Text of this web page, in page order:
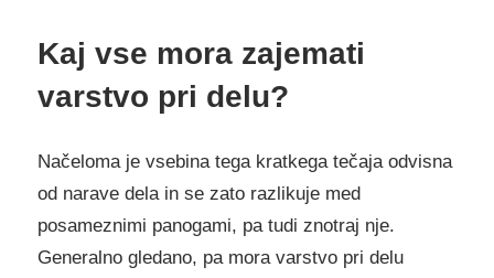
Kaj vse mora zajemati
varstvo pri delu?
Načeloma je vsebina tega kratkega tečaja odvisna
od narave dela in se zato razlikuje med
posameznimi panogami, pa tudi znotraj nje.
Generalno gledano, pa mora varstvo pri delu